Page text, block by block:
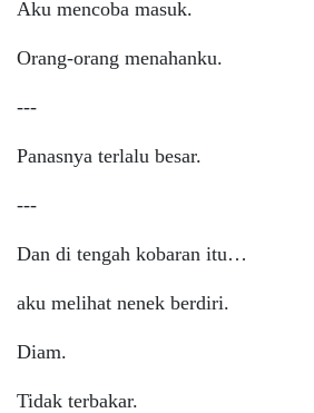
Aku mencoba masuk.
Orang-orang menahanku.
---
Panasnya terlalu besar.
---
Dan di tengah kobaran itu…
aku melihat nenek berdiri.
Diam.
Tidak terbakar.